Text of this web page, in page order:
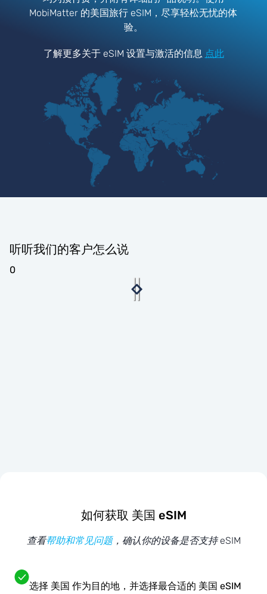
MobiMatter 的美国旅行 eSIM，尽享轻松无忧的体
验。
了解更多关于 eSIM 设置与激活的信息 点此
听听我们的客户怎么说
0
如何获取 美国 eSIM
查看帮助和常见问题，确认你的设备是否支持 eSIM
选择 美国 作为目的地，并选择最合适的 美国 eSIM